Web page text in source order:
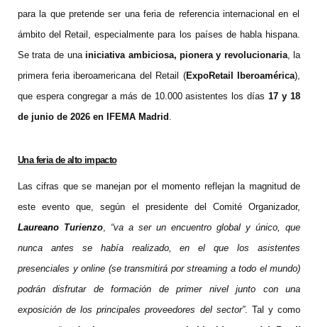
para la que pretende ser una feria de referencia internacional en el
ámbito del Retail, especialmente para los países de habla hispana.
Se trata de una iniciativa ambiciosa, pionera y revolucionaria, la
primera feria iberoamericana del Retail
(ExpoRetail Iberoamérica),
que espera congregar a más de 10.000 asistentes los días17 y 18
de junio de 2026 en IFEMA Madrid .
Una feria de alto impacto
Las cifras que se manejan por el momento reflejan la magnitud de
este evento que, según el presidente del Comité Organizador,
Laureano Turienzo, “va a ser un encuentro global y único, que
nunca antes se había realizado, en el que los asistentes
presenciales y online (se transmitirá por streaming a todo el mundo)
podrán disfrutar de formación de primer nivel junto con una
exposición de los principales proveedores del sector”. Tal y como